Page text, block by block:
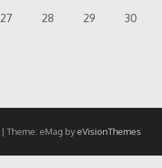
27 28 29
30
| Theme: eMag byeVisionThemes